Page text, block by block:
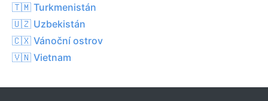
🇹🇲 Turkmenistán
🇺🇿 Uzbekistán
🇨🇽 Vánoční ostrov
🇻🇳 Vietnam